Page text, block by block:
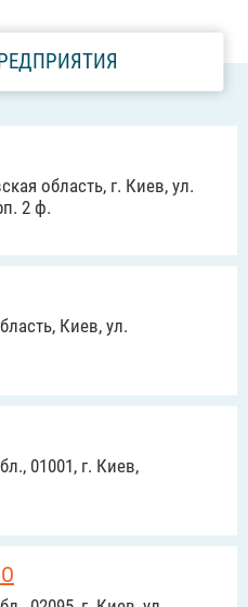
область, г. Киев, ул.
2 ф.
Киев, ул.
01001, г. Киев,